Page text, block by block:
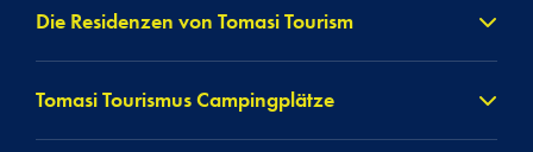
Die Residenzen von Tomasi Tourism
Lido Delle Nazioni (FE)
Flamingo Residence Hotel
Tomasi Tourismus Campingplätze